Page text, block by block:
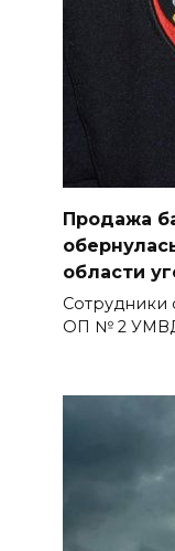
Продажа
области
Сотрудники
ОП № 2 УМВД